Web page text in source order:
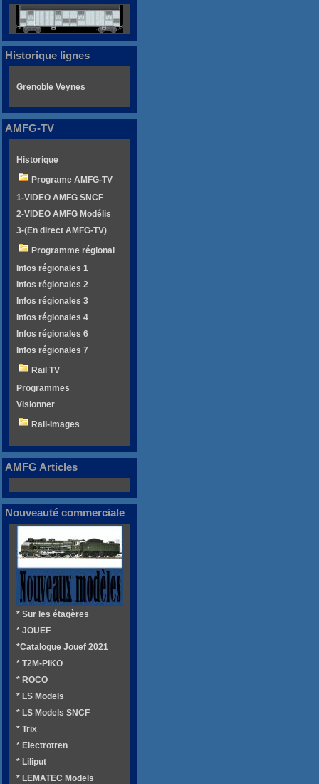
Historique lignes
Grenoble Veynes
AMFG-TV
Historique
Programe AMFG-TV
1-VIDEO AMFG SNCF
2-VIDEO AMFG Modélis
3-(En direct AMFG-TV)
Programme régional
Infos régionales 1
Infos régionales 2
Infos régionales 3
Infos régionales 4
Infos régionales 6
Infos régionales 7
Rail TV
Programmes
Visionner
Rail-Images
AMFG Articles
Nouveauté commerciale
* Sur les étagères
* JOUEF
*Catalogue Jouef 2021
* T2M-PIKO
* ROCO
* LS Models
* LS Models SNCF
* Trix
* Electrotren
* Liliput
* LEMATEC Models